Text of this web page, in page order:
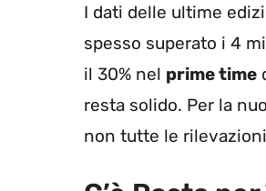
I dati delle ultime
spesso superato i 4
il 30% nel prime time
resta solido. Per la
non tutte le